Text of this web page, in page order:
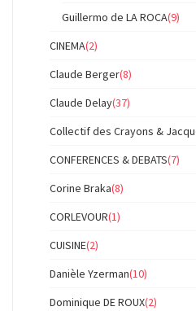
Guillermo de LA ROCA(9)
CINEMA(2)
Claude Berger(8)
Claude Delay(37)
Collectif des Crayons &
CONFERENCES & DEBATS(7)
Corine Braka(8)
CORLEVOUR(1)
CUISINE(2)
Danièle Yzerman(10)
Dominique DE ROUX(2)